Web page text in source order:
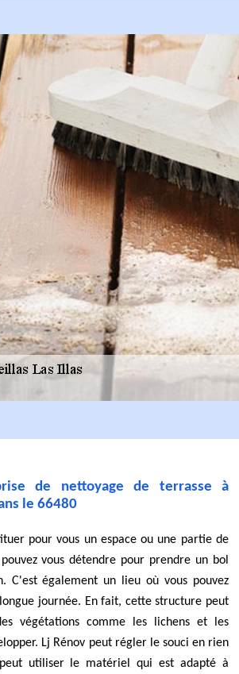
de nettoyage de terrasse à
le 66480
pour vous un espace ou une partie de
vous détendre pour prendre un bol
également un lieu où vous pouvez
journée. En fait, cette structure peut
végétations comme les lichens et les
Lj Rénov peut régler le souci en rien
utiliser le matériel qui est adapté à